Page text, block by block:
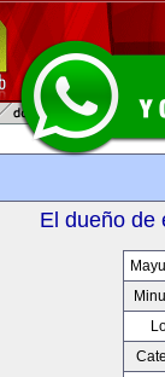
El dueño de